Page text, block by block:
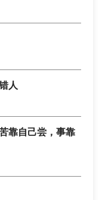
人
靠自己尝，事靠